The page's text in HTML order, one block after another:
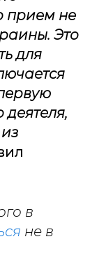
прием не
Это
для
деятеля,
в
не в